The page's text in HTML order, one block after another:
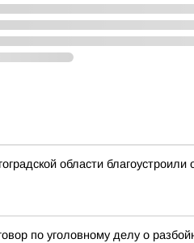
области
по уголовному делу о